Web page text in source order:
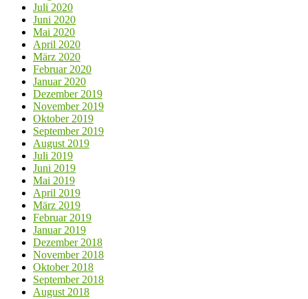
Juli 2020
Juni 2020
Mai 2020
April 2020
März 2020
Februar 2020
Januar 2020
Dezember 2019
November 2019
Oktober 2019
September 2019
August 2019
Juli 2019
Juni 2019
Mai 2019
April 2019
März 2019
Februar 2019
Januar 2019
Dezember 2018
November 2018
Oktober 2018
September 2018
August 2018